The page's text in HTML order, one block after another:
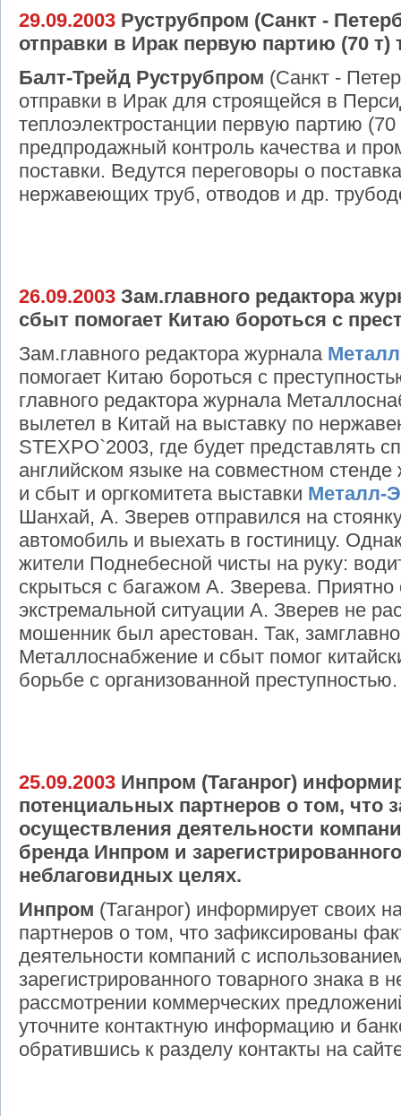
29.09.2003 Руструбпром (Санкт -
отправки в Ирак первую партию (70 т)
Балт-Трейд Руструбпром (Санкт -
отправки в Ирак для строящейся в
теплоэлектростанции первую партию
предпродажный контроль качества и
поставки. Ведутся переговоры о
нержавеющих труб, отводов и др.
26.09.2003 Зам.главного редактора
сбыт помогает Китаю бороться с
Зам.главного редактора журнала
помогает Китаю бороться с
главного редактора журнала
вылетел в Китай на выставку по
STEXPO`2003, где будет представлять
английском языке на совместном
и сбыт и оргкомитета выставки Металл-
Шанхай, А. Зверев отправился на
автомобиль и выехать в гостиницу.
жители Поднебесной чисты на руку:
скрыться с багажом А. Зверева. Приятно
экстремальной ситуации А. Зверев не
мошенник был арестован. Так,
Металлоснабжение и сбыт помог
борьбе с организованной преступностью.
25.09.2003 Инпром (Таганрог)
потенциальных партнеров о том,
осуществления деятельности
бренда Инпром и
неблаговидных целях.
Инпром (Таганрог) информирует своих
партнеров о том, что зафиксированы
деятельности компаний с
зарегистрированного товарного знака в
рассмотрении коммерческих
уточните контактную информацию и
обратившись к разделу контакты на